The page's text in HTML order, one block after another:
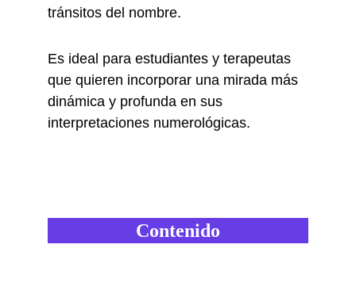
Contenido
tránsitos del nombre.
Es ideal para estudiantes y terapeutas
que quieren incorporar una mirada más
dinámica y profunda en sus
interpretaciones numerológicas.